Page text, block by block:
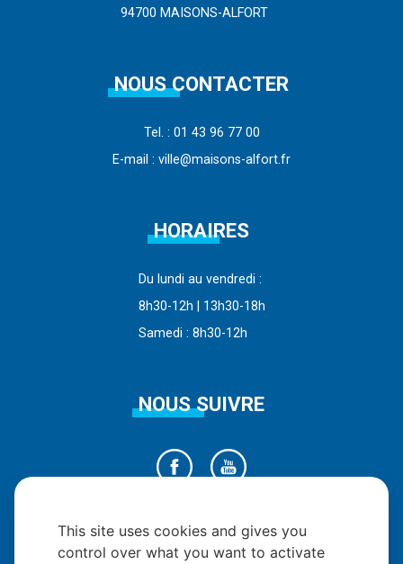
94700 MAISONS-ALFORT
NOUS CONTACTER
Tel. : 01 43 96 77 00
E-mail : ville@maisons-alfort.fr
HORAIRES
Du lundi au vendredi :
8h30-12h | 13h30-18h
Samedi : 8h30-12h
NOUS SUIVRE
This site uses cookies and gives you
control over what you want to activate